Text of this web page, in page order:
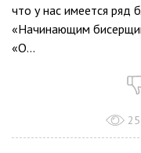
что у нас имеется ряд
«Начинающим
«О...